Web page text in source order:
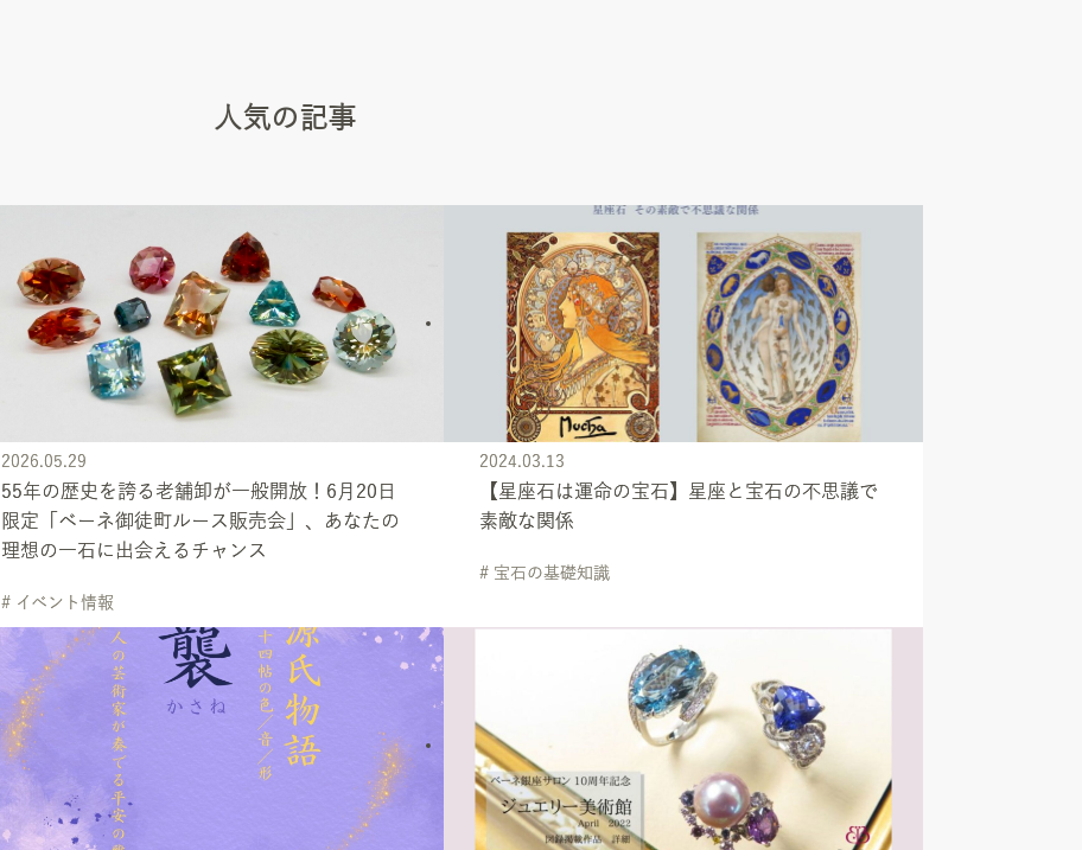
人気の記事
2026.05.29
55年の歴史を誇る老舗卸が一般開放！6月20日
限定「ベーネ御徒町ルース販売会」、あなたの
理想の一石に出会えるチャンス
# イベント情報
2024.03.13
【星座石は運命の宝石】星座と宝石の不思議で
素敵な関係
# 宝石の基礎知識